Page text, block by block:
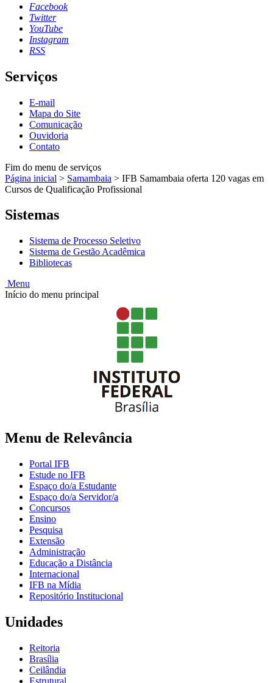
Facebook
Twitter
YouTube
Instagram
RSS
Serviços
E-mail
Mapa do Site
Comunicação
Ouvidoria
Contato
Fim do menu de serviços
Página inicial > Samambaia > IFB Samambaia oferta 120 vagas em
Cursos de Qualificação Profissional
Sistemas
Sistema de Processo Seletivo
Sistema de Gestão Acadêmica
Bibliotecas
Menu
Início do menu principal
Menu de Relevância
Portal IFB
Estude no IFB
Espaço do/a Estudante
Espaço do/a Servidor/a
Concursos
Ensino
Pesquisa
Extensão
Administração
Educação a Distância
Internacional
IFB na Mídia
Repositório Institucional
Unidades
Reitoria
Brasília
Ceilândia
Estrutural